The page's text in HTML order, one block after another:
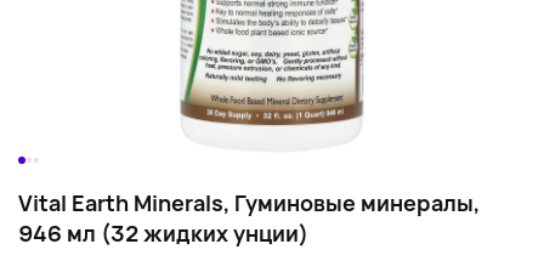
Vital Earth Minerals, Гуминовые минералы,
946 мл (32 жидких унции)